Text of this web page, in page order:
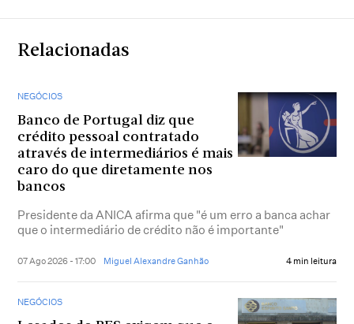
Relacionadas
NEGÓCIOS
Banco de Portugal diz que
crédito pessoal contratado
através de intermediários é mais
caro do que diretamente nos
bancos
Presidente da ANICA afirma que "é um erro a banca achar
que o intermediário de crédito não é importante"
07 Ago 2026 - 17:00 Miguel Alexandre Ganhão 4 min leitura
NEGÓCIOS